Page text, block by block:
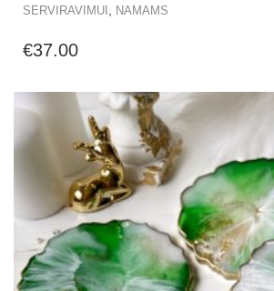
SERVIRAVIMUI , NAMAMS
€37.00